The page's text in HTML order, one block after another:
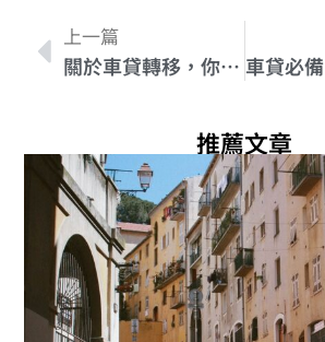
上一篇
關於車貸轉移，你需要知道的五個重點
推薦文章